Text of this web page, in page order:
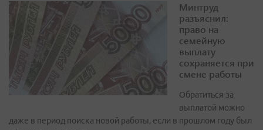
Минтруд
разъяснил:
право на
семейную
выплату
сохраняется при
смене работы
Обратиться за
выплатой можно
даже в период поиска новой работы, если в прошлом году был